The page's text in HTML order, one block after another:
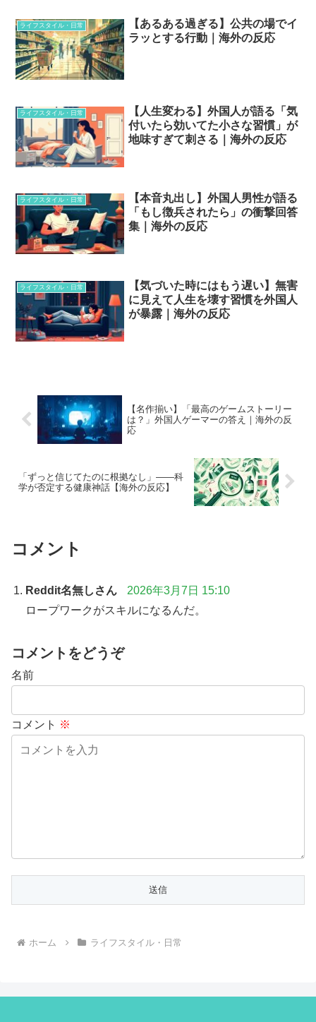
ライフスタイル・日常
【あるある過ぎる】公共の場でイ
ラッとする行動｜海外の反応
ライフスタイル・日常
【人生変わる】外国人が語る「気
付いたら効いてた小さな習慣」が
地味すぎて刺さる｜海外の反応
ライフスタイル・日常
【本音丸出し】外国人男性が語る
「もし徴兵されたら」の衝撃回答
集｜海外の反応
ライフスタイル・日常
【気づいた時にはもう遅い】無害
に見えて人生を壊す習慣を外国人
が暴露｜海外の反応
【名作揃い】「最高のゲームストーリー
は？」外国人ゲーマーの答え｜海外の反
応
「ずっと信じてたのに根拠なし」——科
学が否定する健康神話【海外の反応】
コメント
Reddit名無しさん
2026年3月7日 15:10
ロープワークがスキルになるんだ。
コメントをどうぞ
名前
コメント ※
ホーム ライフスタイル・日常